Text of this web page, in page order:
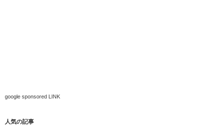
google sponsored LINK
人気の記事